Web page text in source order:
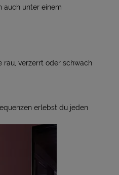
auch unter einem
rau, verzerrt oder schwach
erlebst du jeden